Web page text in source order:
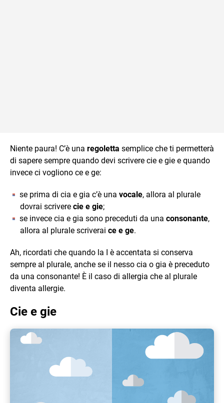
Niente paura! C’è una regoletta semplice che ti permetterà
di sapere sempre quando devi scrivere cie e gie e quando
invece ci vogliono ce e ge:
se prima di cia e gia c’è una vocale, allora al plurale
dovrai scrivere cie e gie;
se invece cia e gia sono preceduti da una consonante,
allora al plurale scriverai ce e ge.
Ah, ricordati che quando la I è accentata si conserva
sempre al plurale, anche se il nesso cia o gia è preceduto
da una consonante! È il caso di allergia che al plurale
diventa allergie.
Cie e gie